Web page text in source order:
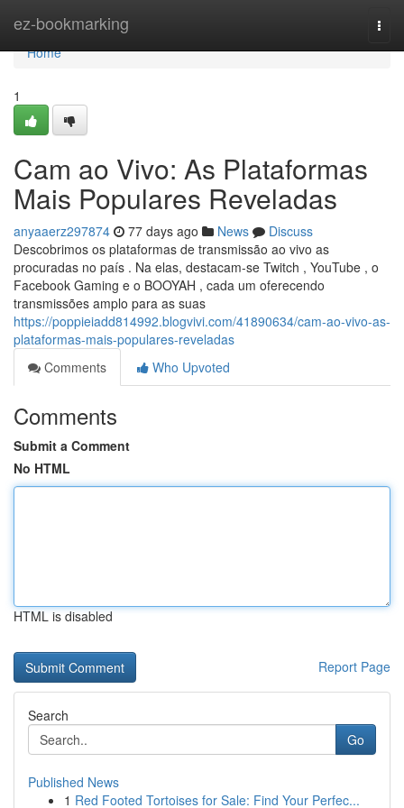
ez-bookmarking
Home
Home
1
Cam ao Vivo: As Plataformas
Mais Populares Reveladas
anyaaerz297874 77 days ago News
Discuss
Descobrimos os plataformas de transmissão ao vivo as
procuradas no país . Na elas, destacam-se Twitch , YouTube , o
Facebook Gaming e o BOOYAH , cada um oferecendo
transmissões amplo para as suas
https://poppieiadd814992.blogvivi.com/41890634/cam-ao-vivo-as-
plataformas-mais-populares-reveladas
Comments
Who Upvoted
Comments
Submit a Comment
No HTML
HTML is disabled
Report Page
Search
Go
Published News
1 Red Footed Tortoises for Sale: Find Your Perfec...